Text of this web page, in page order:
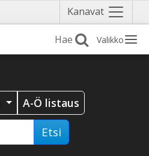
Kanavat Näytä
valikko
Valikko
A-Ö listaus
Etsi